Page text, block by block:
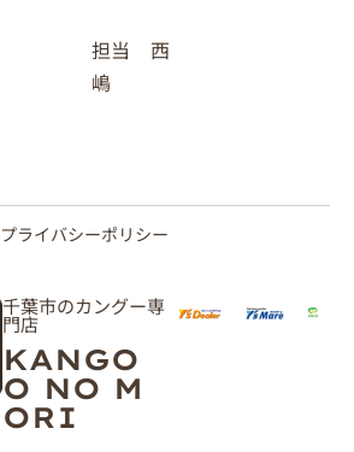
担当 西
嶋
プライバシーポリシー
千葉市のカングー専
門店
KANGO
O NO M
ORI